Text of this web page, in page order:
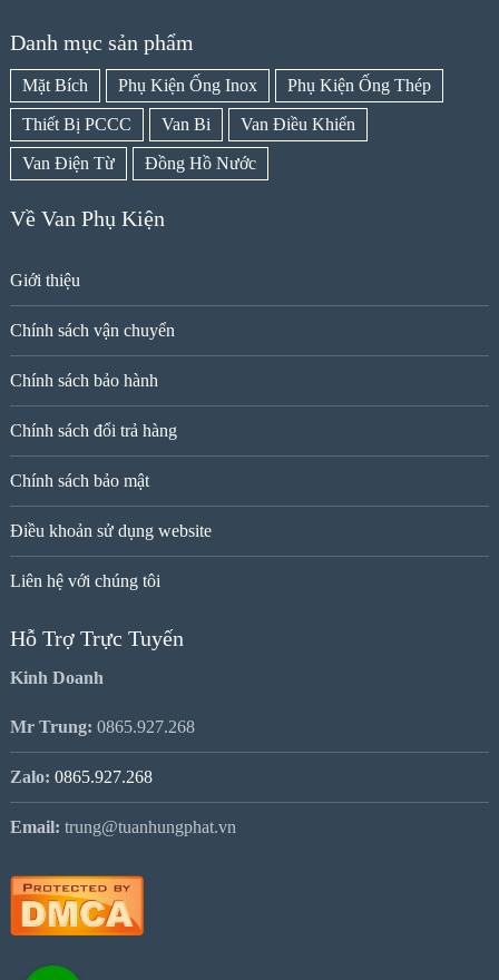
Danh mục sản phẩm
Mặt Bích Phụ Kiện Ống Inox Phụ Kiện Ống Thép
Thiết Bị PCCC Van Bi Van Điều Khiển
Van Điện Từ Đồng Hồ Nước
Về Van Phụ Kiện
Giới thiệu
Chính sách vận chuyển
Chính sách bảo hành
Chính sách đổi trả hàng
Chính sách bảo mật
Điều khoản sử dụng website
Liên hệ với chúng tôi
Hỗ Trợ Trực Tuyến
Kinh Doanh
Mr Trung: 0865.927.268
Zalo: 0865.927.268
Email: trung@tuanhungphat.vn